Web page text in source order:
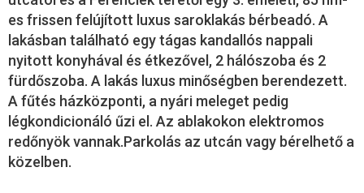
es frissen felújított luxus saroklakás bérbeadó. A
lakásban található egy tágas kandallós nappali
nyitott konyhával és étkezővel, 2 hálószoba és 2
fürdőszoba. A lakás luxus minőségben berendezett.
A fűtés házközponti, a nyári meleget pedig
légkondicionáló űzi el. Az ablakokon elektromos
redőnyök vannak.Parkolás az utcán vagy bérelhető a
közelben.